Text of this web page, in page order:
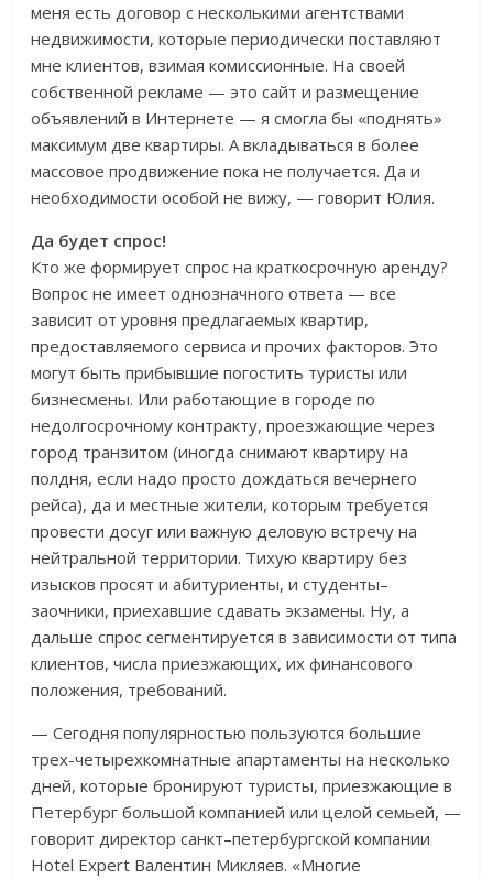
меня есть договор с несколькими агентствами
недвижимости, которые периодически поставляют
мне клиентов, взимая комиссионные. На своей
собственной рекламе — это сайт и размещение
объявлений в Интернете — я смогла бы «поднять»
максимум две квартиры. А вкладываться в более
массовое продвижение пока не получается. Да и
необходимости особой не вижу, — говорит Юлия.
Да будет спрос!
Кто же формирует спрос на краткосрочную аренду?
Вопрос не имеет однозначного ответа — все
зависит от уровня предлагаемых квартир,
предоставляемого сервиса и прочих факторов. Это
могут быть прибывшие погостить туристы или
бизнесмены. Или работающие в городе по
недолгосрочному контракту, проезжающие через
город транзитом (иногда снимают квартиру на
полдня, если надо просто дождаться вечернего
рейса), да и местные жители, которым требуется
провести досуг или важную деловую встречу на
нейтральной территории. Тихую квартиру без
изысков просят и абитуриенты, и студенты–
заочники, приехавшие сдавать экзамены. Ну, а
дальше спрос сегментируется в зависимости от типа
клиентов, числа приезжающих, их финансового
положения, требований.
— Сегодня популярностью пользуются большие
трех-четырехкомнатные апартаменты на несколько
дней, которые бронируют туристы, приезжающие в
Петербург большой компанией или целой семьей, —
говорит директор санкт–петербургской компании
Hotel Expert Валентин Микляев. «Многие